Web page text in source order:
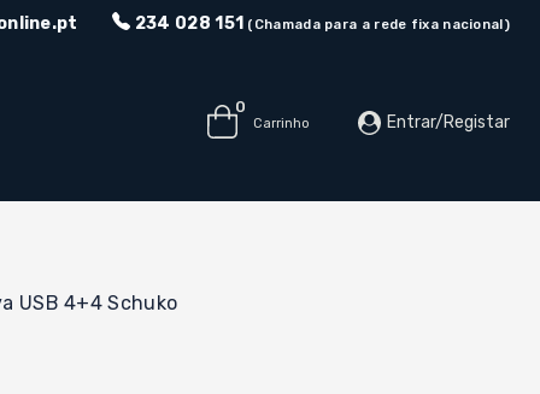
234 028 151 (Chamada para a rede fixa nacional)
0
Carrinho Entrar/Registar
USB 4+4 Schuko